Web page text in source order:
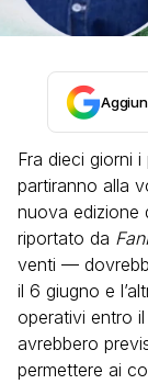
Fra dieci giorni
partiranno alla
nuova edizione
riportato da
venti —
il 6 giugno e
operativi entro
avrebbero
permettere ai